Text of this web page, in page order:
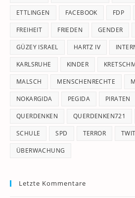
ETTLINGEN FACEBOOK FDP
FREIHEIT FRIEDEN GENDER
GÜZEY ISRAEL HARTZ IV
KARLSRUHE KINDER
MALSCH MENSCHENRECHTE
NOKARGIDA PEGIDA PIRATEN
QUERDENKEN QUERDENKEN721
SCHULE SPD TERROR
ÜBERWACHUNG
Letzte Kommentare